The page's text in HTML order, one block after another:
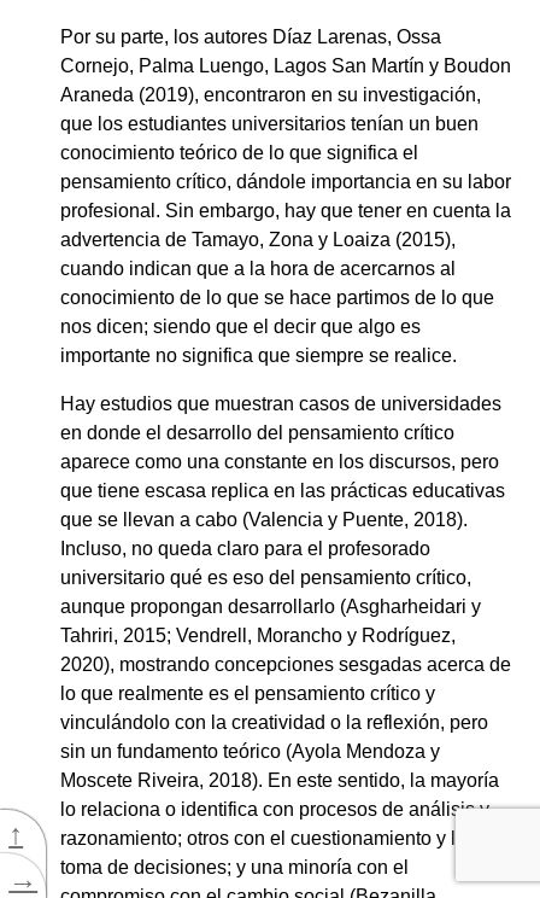
↑
→
Por su parte, los autores Díaz Larenas, Ossa
Cornejo, Palma Luengo, Lagos San Martín y Boudon
Araneda (2019), encontraron en su investigación,
que los estudiantes universitarios tenían un buen
conocimiento teórico de lo que significa el
pensamiento crítico, dándole importancia en su labor
profesional. Sin embargo, hay que tener en cuenta la
advertencia de Tamayo, Zona y Loaiza (2015),
cuando indican que a la hora de acercarnos al
conocimiento de lo que se hace partimos de lo que
nos dicen; siendo que el decir que algo es
importante no significa que siempre se realice.
Hay estudios que muestran casos de universidades
en donde el desarrollo del pensamiento crítico
aparece como una constante en los discursos, pero
que tiene escasa replica en las prácticas educativas
que se llevan a cabo (Valencia y Puente, 2018).
Incluso, no queda claro para el profesorado
universitario qué es eso del pensamiento crítico,
aunque propongan desarrollarlo (Asgharheidari y
Tahriri, 2015; Vendrell, Morancho y Rodríguez,
2020), mostrando concepciones sesgadas acerca de
lo que realmente es el pensamiento crítico y
vinculándolo con la creatividad o la reflexión, pero
sin un fundamento teórico (Ayola Mendoza y
Moscete Riveira, 2018). En este sentido, la mayoría
lo relaciona o identifica con procesos de análisis y
razonamiento; otros con el cuestionamiento y la
toma de decisiones; y una minoría con el